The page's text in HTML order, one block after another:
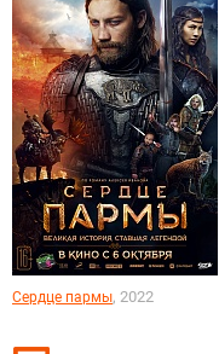
Сердце пармы, 2022